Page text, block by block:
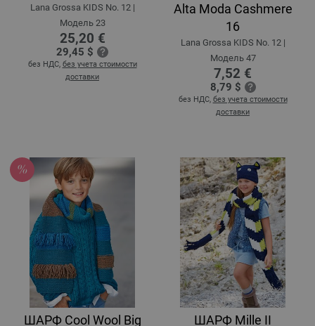
Lana Grossa KIDS No. 12 |
Модель 23
25,20 €
29,45 $
без НДС, без учета стоимости
доставки
Alta Moda Cashmere
16
Lana Grossa KIDS No. 12 |
Модель 47
7,52 €
8,79 $
без НДС, без учета стоимости
доставки
ШАРФ Cool Wool Big
ШАРФ Mille II